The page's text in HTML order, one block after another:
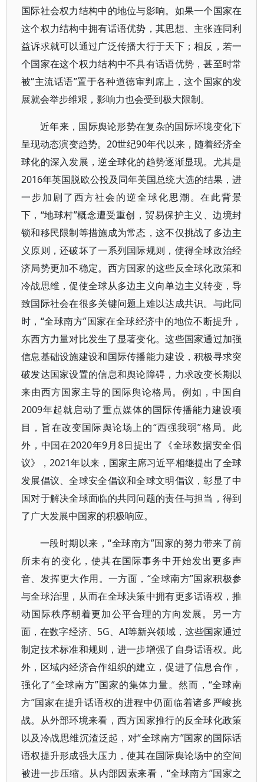
国际社会权力结构中的地位与影响。如果一个国家在
这个权力结构中拥有话语优势，其思想、主张连同利
益诉求就可以通过广泛传播大行于天下；相反，若一
个国家在这个权力结构中不具有话语优势，甚至时常
被“主流话语”置于各种道德审判席上，这个国家的发
展就会举步维艰，影响力也会受到极大限制。
近年来，国际舆论形势在复杂的国际环境变化下
呈现动态演变趋势。20世纪90年代以来，随着经济全
球化的深入发展，逆全球化的趋势逐渐显现。尤其是
2016年英国脱欧公投及同年美国总统大选的结果，进
一步加剧了西方社会的逆全球化思潮。在此背景
下，“地球村”概念遭受重创，贸易保护主义、边境封
锁和移民限制等措施成为常态，这不仅挑战了多边主
义原则，还破坏了一系列国际规则，使得全球政治经
济局势更加不稳定。西方国家的这些反全球化政策和
冷战思维，促使全球从多边主义向单边主义转变，导
致国际社会在很多关键问题上难以达成共识。与此同
时，“全球南方”国家在全球经济中的地位不断提升，
东西方力量对比发生了显著变化。这些国家通过加强
信息基础设施建设和国际传播能力建设，积极寻求突
破发达国家设置的信息和舆论障碍，力求改变长期以
来由西方国家主导的国际舆论格局。例如，中国自
2009年起就启动了重点媒体的国际传播能力建设项
目，旨在改变国际舆论场上的“西强我弱”格局。此
外，中国在2020年9月8日提出了《全球数据安全倡
议》，2021年以来，国家主席习近平相继提出了全球
发展倡议、全球安全倡议和全球文明倡议，彰显了中
国对于解决全球面临的共同问题的责任与担当，得到
了广大发展中国家的积极响应。
一段时期以来，“全球南方”国家的努力带来了前
所未有的变化，使其在国际事务中开始发出更多声
音、发挥更大作用。一方面，“全球南方”国家积极参
与全球治理，从而在全球决策中拥有更多话语权，推
动国际秩序朝着更加公平合理的方向发展。另一方
面，在数字经济、5G、AI等新兴领域，这些国家通过
制定技术标准和规则，进一步增强了自身话语权。此
外，区域内经济合作组织的建立，促进了信息合作，
强化了“全球南方”国家的集体力量。然而，“全球南
方”国家在提升话语权的进程中仍面临着诸多严峻挑
战。从外部环境来看，西方国家推行的反全球化政策
以及冷战思维沉渣泛起，对“全球南方”国家的国际话
语权提升形成强大压力，使其在国际舆论场中的空间
被进一步压缩。从内部因素来看，“全球南方”国家之